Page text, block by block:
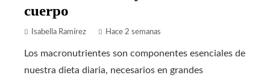
cuerpo
Isabella Ramírez Hace 2 semanas
Los macronutrientes son componentes esenciales de
nuestra dieta diaria, necesarios en grandes